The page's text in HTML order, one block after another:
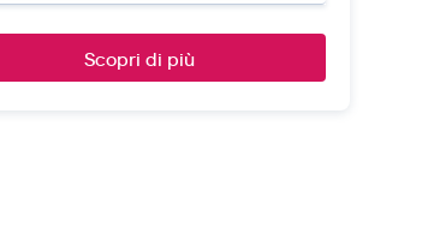
Scopri di più